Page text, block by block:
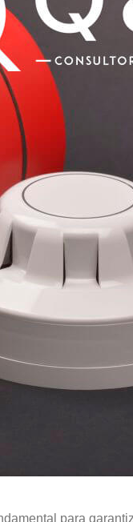
para